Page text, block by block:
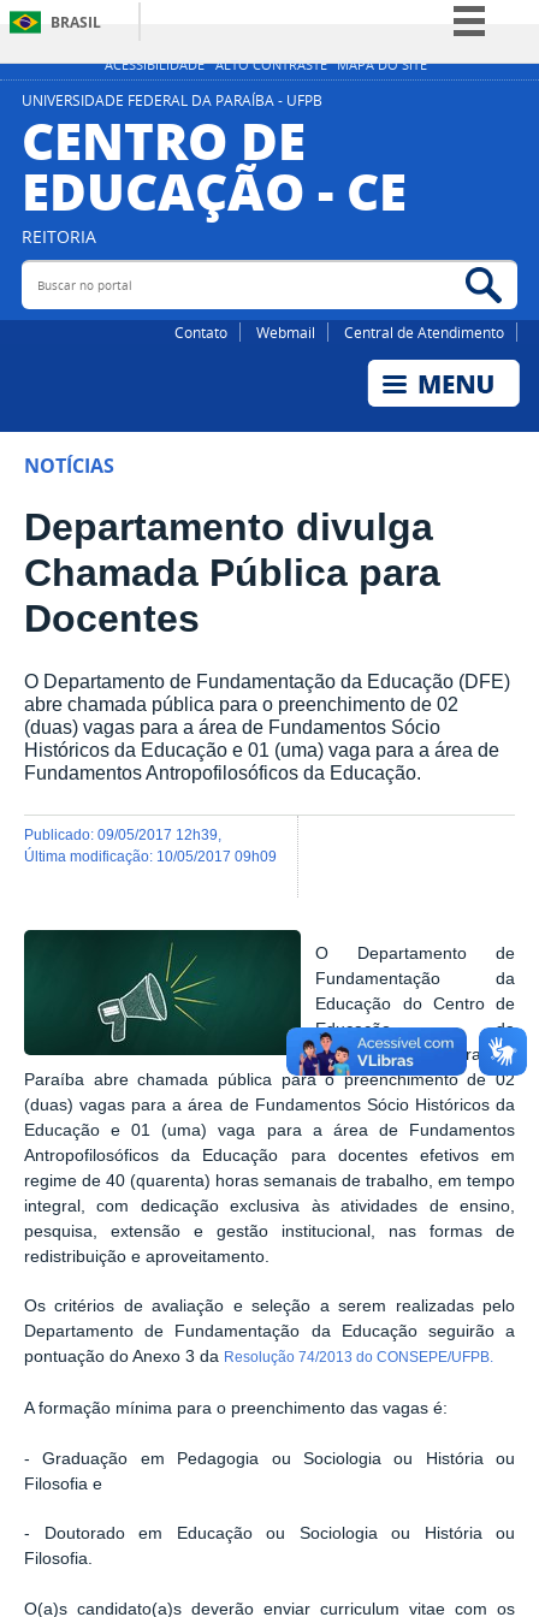
ACESSIBILIDADE ALTO CONTRASTE MAPA DO SITE
BRASIL
Simplifique!
Acesso à informação
Legislação
UNIVERSIDADE FEDERAL DA PARAÍBA - UFPB
CENTRO DE
EDUCAÇÃO - CE
REITORIA
Buscar no portal
Contato Webmail Central de Atendimento
NOTÍCIAS
Departamento divulga
Chamada Pública para
Docentes
O Departamento de Fundamentação da Educação (DFE)
abre chamada pública para o preenchimento de 02
(duas) vagas para a área de Fundamentos Sócio
Históricos da Educação e 01 (uma) vaga para a área de
Fundamentos Antropofilosóficos da Educação.
publicado: 09/05/2017 12h39
última modificação: 10/05/2017 09h09
O Departamento de
Fundamentação da
Educação do Centro de
Educação da
Universidade Federal da
Paraíba abre chamada pública para o preenchimento de 02
(duas) vagas para a área de Fundamentos Sócio Históricos da
Educação e 01 (uma) vaga para a área de Fundamentos
Antropofilosóficos da Educação para docentes efetivos em
regime de 40 (quarenta) horas semanais de trabalho, em tempo
integral, com dedicação exclusiva às atividades de ensino,
pesquisa, extensão e gestão institucional, nas formas de
redistribuição e aproveitamento.
Os critérios de avaliação e seleção a serem realizadas pelo
Departamento de Fundamentação da Educação seguirão a
pontuação do Anexo 3 da Resolução 74/2013 do CONSEPE/UFPB.
A formação mínima para o preenchimento das vagas é:
- Graduação em Pedagogia ou Sociologia ou História ou
Filosofia e
- Doutorado em Educação ou Sociologia ou História ou
Filosofia.
O(a)s candidato(a)s deverão enviar curriculum vitae com os